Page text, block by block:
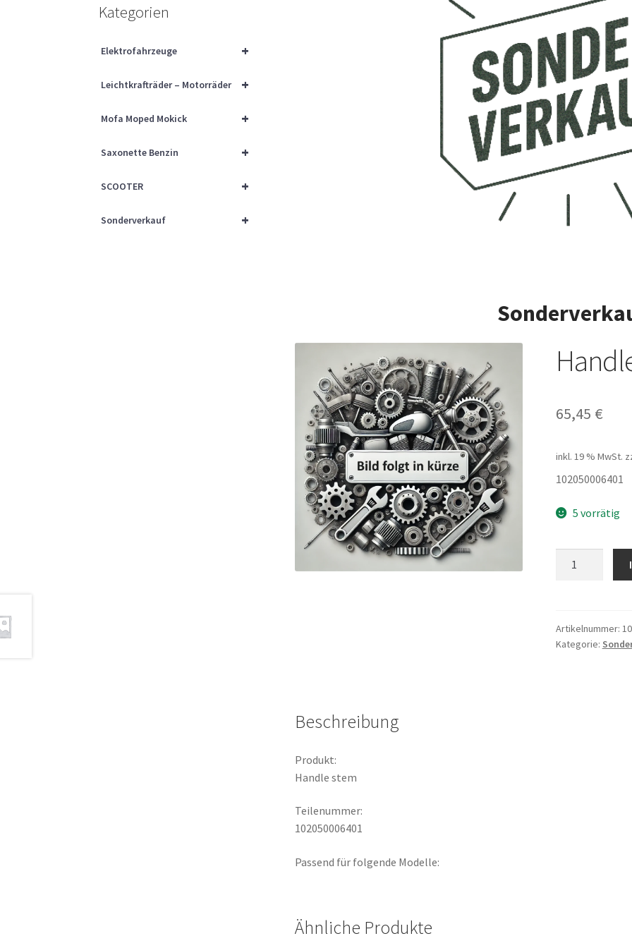
65,45 €
inkl. 19 % MwSt.
102050006401
5 vorrätig
Artikelnummer:
Kategorie:
Beschreibung
Produkt:
Handle stem
Teilenummer:
102050006401
Passend für folgende Modelle:
Ähnliche Produkte
Kategorien
+
Elektrofahrzeuge
+
Leichtkrafträder – Motorräder
+
Mofa Moped Mokick
+
Saxonette Benzin
+
SCOOTER
+
Sonderverkauf